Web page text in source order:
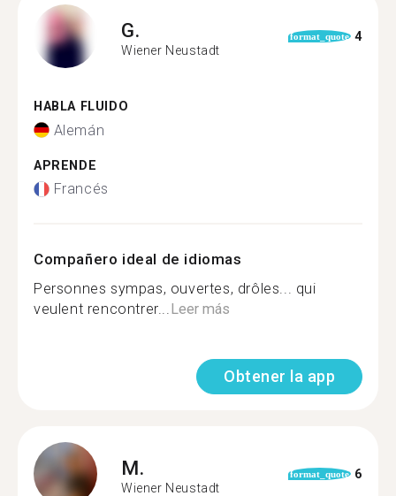
G.
Wiener Neustadt
format_quote 4
HABLA FLUIDO
Alemán
APRENDE
Francés
Compañero ideal de idiomas
Personnes sympas, ouvertes, drôles... qui
veulent rencontrer...Leer más
Obtener la app
M.
Wiener Neustadt
format_quote 6